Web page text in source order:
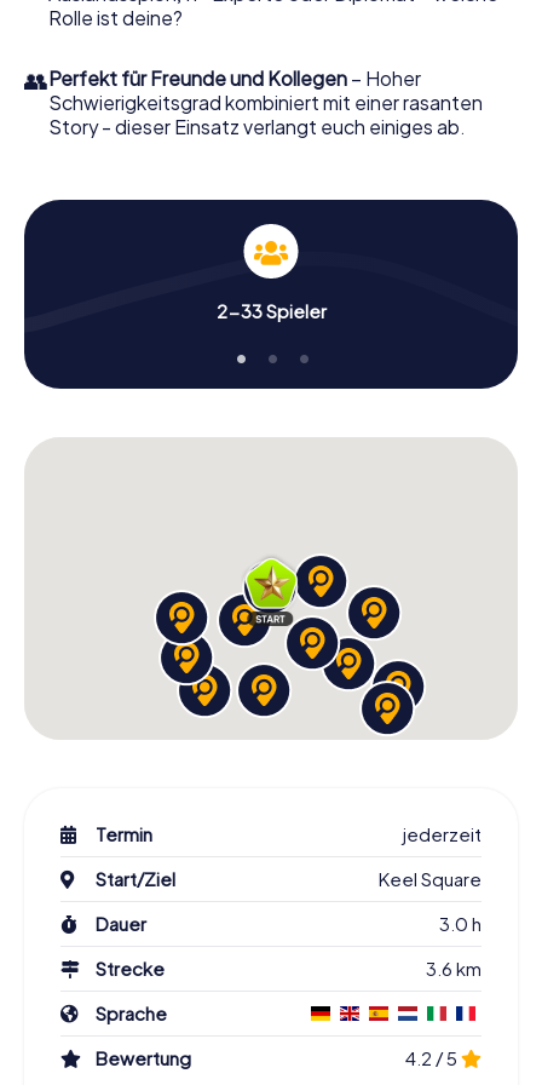
Rolle ist deine?
👥Perfekt für Freunde und Kollegen – Hoher
Schwierigkeitsgrad kombiniert mit einer rasanten
Story - dieser Einsatz verlangt euch einiges ab.
2-33 Spieler
Termin
jederzeit
Start/Ziel
Keel Square
Dauer
3.0 h
Strecke
3.6 km
Sprache
Bewertung
4.2 / 5